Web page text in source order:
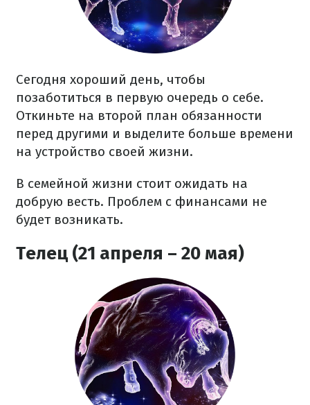
Сегодня хороший день, чтобы
позаботиться в первую очередь о себе.
Откиньте на второй план обязанности
перед другими и выделите больше времени
на устройство своей жизни.
В семейной жизни стоит ожидать на
добрую весть. Проблем с финансами не
будет возникать.
Телец (21 апреля – 20 мая)